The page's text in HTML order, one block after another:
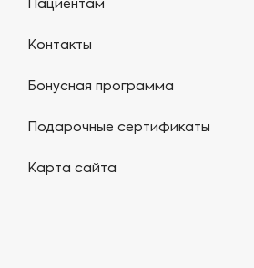
Пациентам
Контакты
Бонусная программа
Подарочные сертификаты
Карта сайта